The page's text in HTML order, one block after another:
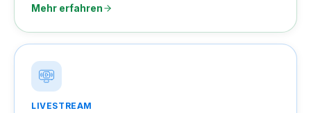
Mehr erfahren
LIVESTREAM